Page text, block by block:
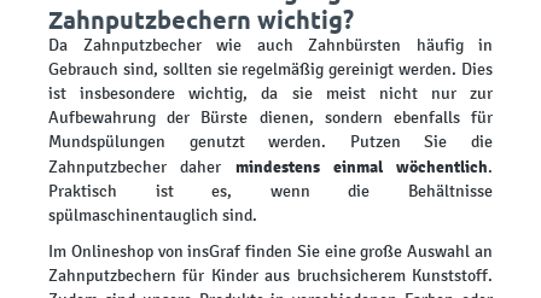
Zahnputzbechern wichtig?
Da Zahnputzbecher wie auch Zahnbürsten häufig in
Gebrauch sind, sollten sie regelmäßig gereinigt werden. Dies
ist insbesondere wichtig, da sie meist nicht nur zur
Aufbewahrung der Bürste dienen, sondern ebenfalls für
Mundspülungen genutzt werden. Putzen Sie die
Zahnputzbecher daher mindestens einmal wöchentlich.
Praktisch ist es, wenn die Behältnisse
spülmaschinentauglich sind.
Im Onlineshop von insGraf finden Sie eine große Auswahl an
Zahnputzbechern für Kinder aus bruchsicherem Kunststoff.